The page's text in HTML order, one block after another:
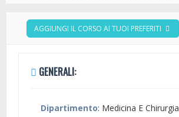
AGGIUNGI IL CORSO AI TUOI PREFERITI
GENERALI:
Dipartimento: Medicina E Chirurgia